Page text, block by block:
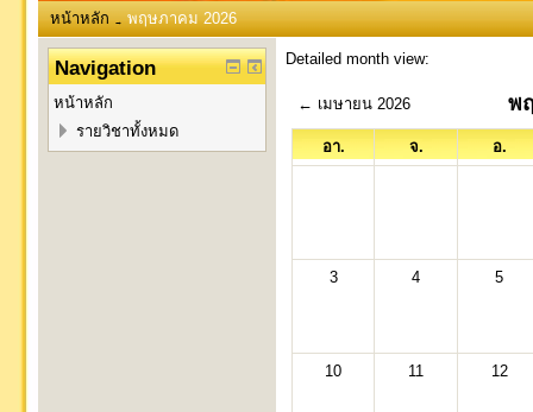
หน้าหลัก → พฤษภาคม 2026
Detailed month view:
← เมษายน 2026 พ
อา. จ. อ.
3 4 5
10 11 12
Navigation
หน้าหลัก
รายวิชาทั้งหมด